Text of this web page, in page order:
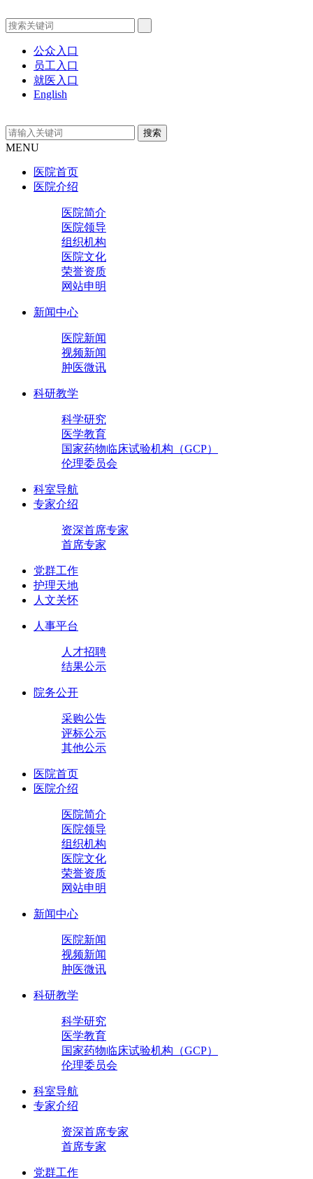
公众入口
员工入口
就医入口
English
MENU
医院首页
医院介绍
医院简介
医院领导
组织机构
医院文化
荣誉资质
网站申明
新闻中心
医院新闻
视频新闻
肿医微讯
科研教学
科学研究
医学教育
国家药物临床试验机构（GCP）
伦理委员会
科室导航
专家介绍
资深首席专家
首席专家
党群工作
护理天地
人文关怀
人事平台
人才招聘
结果公示
院务公开
采购公告
评标公示
其他公示
医院首页
医院介绍
医院简介
医院领导
组织机构
医院文化
荣誉资质
网站申明
新闻中心
医院新闻
视频新闻
肿医微讯
科研教学
科学研究
医学教育
国家药物临床试验机构（GCP）
伦理委员会
科室导航
专家介绍
资深首席专家
首席专家
党群工作